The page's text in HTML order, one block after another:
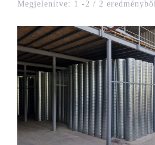
Megjelenítve: 1 -2 / 2 eredményből